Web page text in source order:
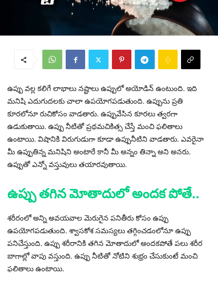
ఉప్పు వల్ల కలిగే లాభాలు నష్టాలు ఉప్పులో అయోడిన్ ఉంటుంది. ఇది
మనిషి ఎదుగుదలకు చాలా ఉపయోగపడుతుంది. ఉప్పును ప్రతి
కూరలోనూ రుచికోసం వాడతారు. ఉప్పువేసిన కూరలు త్వరగా
ఉడుకుతాయి. ఉప్పు నీటితో ప్రథమచికిత్స చేస్తే మంచి ఫలితాలు
ఉంటాయి. విషానికి విరుగుడుగా కూడా ఉప్పునీటిని వాడతారు. ఎవరైనా
మీ ఉప్పుతిన్న మనిషిని అంటారే కానీ మీ అన్నం తిన్నా అని అనరు.
ఉప్పుతో ఎన్నో వస్తువులు తయారవుతాయి.
ఉప్పు తగిన మోతాదులో అందక పోతే..
శరీరంలో అన్ని అవయవాల మెరుగైన పనితీరు కోసం ఉప్పు
ఉపయోగపడుతుంది. శ్వాసకోశ సమస్యలు తగ్గించడంలోనూ ఉప్పు
పనిచేస్తుంది. ఉప్పు శరీరానికి తగిన మోతాదులో అందకపోతే పలు శరీర
బాగాల్లో వాపు వస్తుంది. ఉప్పు నీటితో నోటిని శుభ్రం చేసుకుంటే మంచి
ఫలితాలు ఉంటాయి.